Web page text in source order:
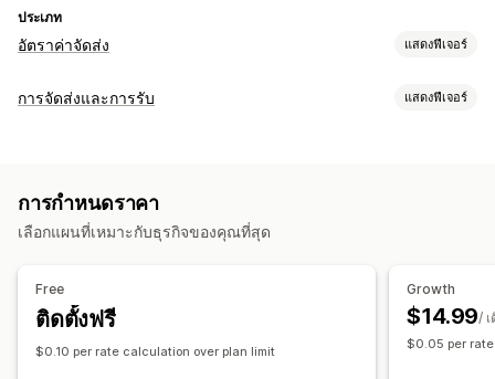
ประเภท
อัตราค่าจัดส่ง แสดงฟีเจอร์
การคำนวณอัตราราคา
หลายภาษา
การจัดส่งและการรับ แสดงฟีเจอร์
การกำหนดราคา
เลือกแผนที่เหมาะกับธุรกิจของคุณที่สุด
Free
ติดตั้งฟรี
$0.10 per rate calculation over plan limit
Growth
$14.99/
$0.05 per